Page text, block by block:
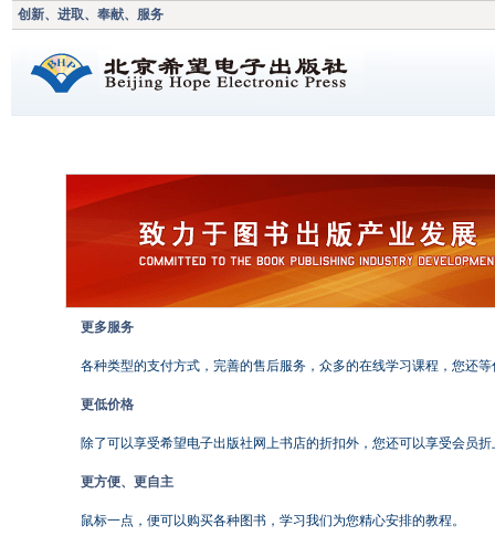
创新、进取、奉献、服务
更多服务
各种类型的支付方式，完善的售后服务，众多的在线学习课程，您还等
更低价格
除了可以享受希望电子出版社网上书店的折扣外，您还可以享受会员折
更方便、更自主
鼠标一点，便可以购买各种图书，学习我们为您精心安排的教程。